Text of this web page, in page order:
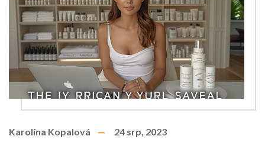
Karolína Kopalová 24 srp, 2023